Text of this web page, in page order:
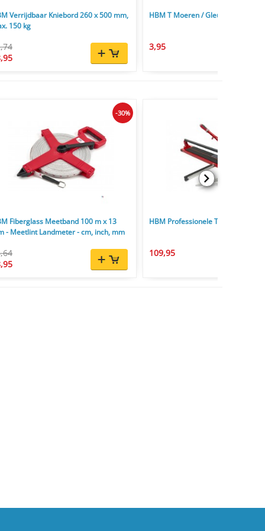
Verrijdbaar Kniebord 260 x 500 mm,
150 kg
HBM T Moeren / Gleufmoeren
3,95
Fiberglass Meetband 100 m x 13
- Meetlint Landmeter - cm, inch, mm
-30%
HBM Professionele Tegelsnijders
109,95